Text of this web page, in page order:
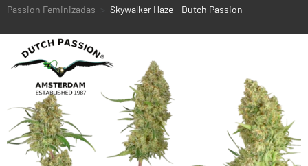
Passion Feminizadas
Skywalker Haze - Dutch Passion